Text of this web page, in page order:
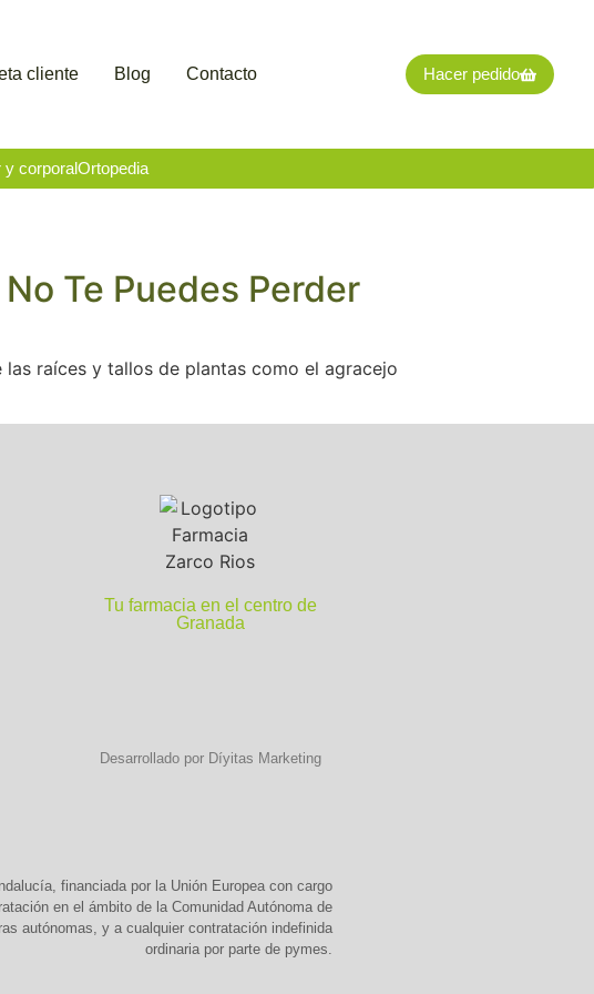
cliente Blog Contacto Hacer pedido
y corporalOrtopedia
Te Puedes Perder
raíces y tallos de plantas como el agracejo
Tu farmacia en el centro de
Granada
Desarrollado por Díyitas Marketing
financiada por la Unión Europea con cargo
en el ámbito de la Comunidad Autónoma de
autónomas, y a cualquier contratación indefinida
ordinaria por parte de pymes.